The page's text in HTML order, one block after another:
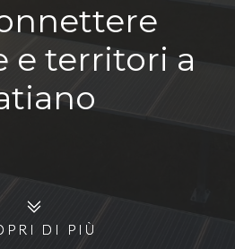
e territori a
DI PIÙ
DI PIÙ